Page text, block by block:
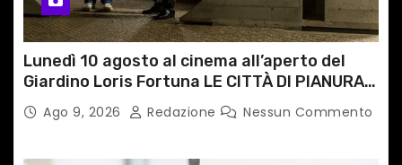
Lunedì 10 agosto al cinema all’aperto del
Giardino Loris Fortuna LE CITTÀ DI PIANURA,
il caso cinematografico dell’anno!
Ago 9, 2026 Redazione Nessun Commento